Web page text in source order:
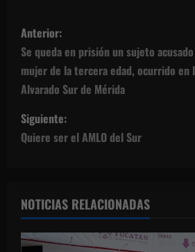
N
a
v
e
g
c
i
Anterior:
Se queda en prisión un sujeto
mujer de la tercera edad, ocurrido en
Alvarado Sur de Mérida
Siguiente:
Quiere ser el AMLO del Sur
NOTICIAS RELACIONADAS